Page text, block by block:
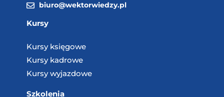
biuro@wektorwiedzy.pl
Kursy
Kursy księgowe
Kursy kadrowe
Kursy wyjazdowe
Szkolenia